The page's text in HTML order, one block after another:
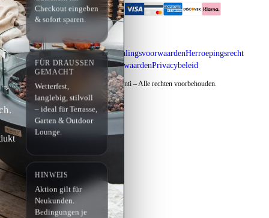
Impressum Verzending & betalingsvoorwaardenHerroepingsrecht
Algemene voorwaardenPrivacybeleid
Copyright © 2026 Elementi – Alle rechten voorbehouden.
Checkout eingeben
& sofort sparen.
FÜR DRAUSSEN G
EMACHT
Wetterfest,
langlebig, stilvoll
– ideal für Terrasse,
Garten & Outdoor
Lounge.
HINWEIS
Aktion gilt für
Neukunden.
Bedingungen je